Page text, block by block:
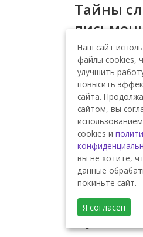
Тайны
25 МАЯ 2024
пищевой
музей И.
Наш сайт
файлы cookies,
улучшить
повысить
сайта.
сайтом, вы
cookies и
вы не хотите,
данные
покиньте сайт.
Я согласен